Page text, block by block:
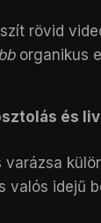
rövid
organikus
és
varázsa
valós idejű